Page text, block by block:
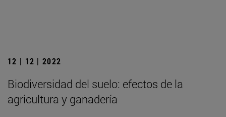
12 | 12 | 2022
Biodiversidad del suelo: efectos de la
agricultura y ganadería